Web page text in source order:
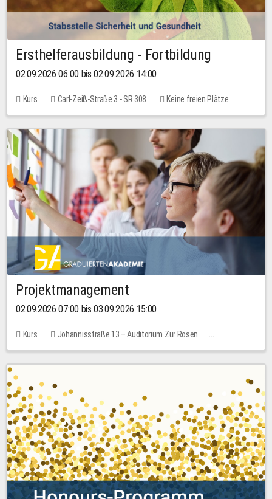
Ersthelferausbildung - Fortbildung
02.09.2026 06:00 bis 02.09.2026 14:00
Kurs Carl-Zeiß-Straße 3 - SR 308 Keine freien Plätze
Projektmanagement
02.09.2026 07:00 bis 03.09.2026 15:00
Kurs
Johannisstraße 13 – Auditorium Zur Rosen
Keine freien Plätze
30,00 EUR